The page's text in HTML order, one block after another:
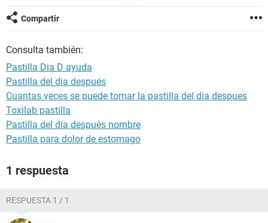
Compartir
Consulta también:
Pastilla Dia D ayuda
Pastilla del dia después
Cuantas veces se puede tomar la pastilla del dia despues
Toxilab pastilla
Pastilla del día después nombre
Pastilla para dolor de estomago
1 respuesta
RESPUESTA 1 / 1